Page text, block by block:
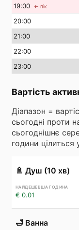
19:00 ← пік
20:00
21:00
22:00
23:00
Вартість
Діапазон =
сьогодні проти
сьогоднішнє
години цілиться
🚿 Душ (10 хв)
€ 0.01
🛁 Ванна